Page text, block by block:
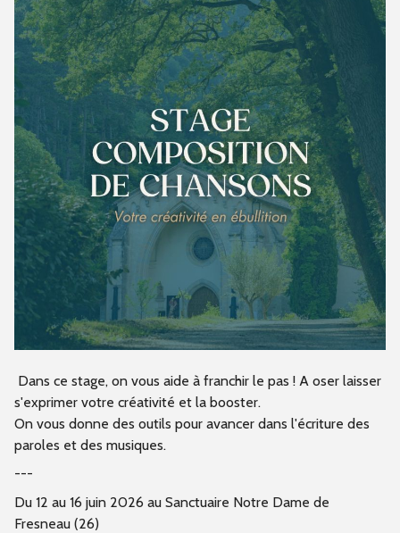
Dans ce stage, on vous aide à franchir le pas ! A oser laisser
s'exprimer votre créativité et la booster.
On vous donne des outils pour avancer dans l'écriture des
paroles et des musiques.
---
Du 12 au 16 juin 2026 au Sanctuaire Notre Dame de
Fresneau (26)